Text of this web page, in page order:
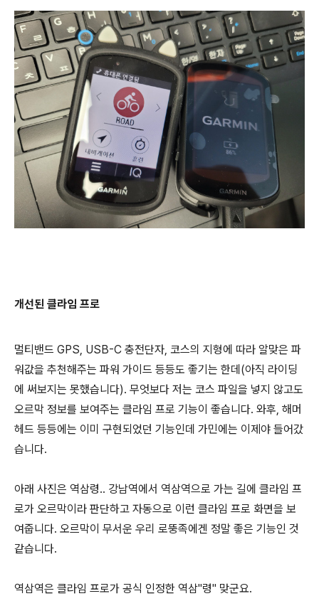
개선된 클라임 프로
멀티밴드 GPS, USB-C 충전단자, 코스의 지형에 따라 알맞은 파
워값을 추천해주는 파워 가이드 등등도 좋기는 한데(아직 라이딩
에 써보지는 못했습니다). 무엇보다 저는 코스 파일을 넣지 않고도
오르막 정보를 보여주는 클라임 프로 기능이 좋습니다. 와후, 해머
헤드 등등에는 이미 구현되었던 기능인데 가민에는 이제야 들어갔
습니다.
아래 사진은 역삼령.. 강남역에서 역삼역으로 가는 길에 클라임 프
로가 오르막이라 판단하고 자동으로 이런 클라임 프로 화면을 보
여줍니다. 오르막이 무서운 우리 로뚱족에겐 정말 좋은 기능인 것
같습니다.
역삼역은 클라임 프로가 공식 인정한 역삼"령" 맞군요.